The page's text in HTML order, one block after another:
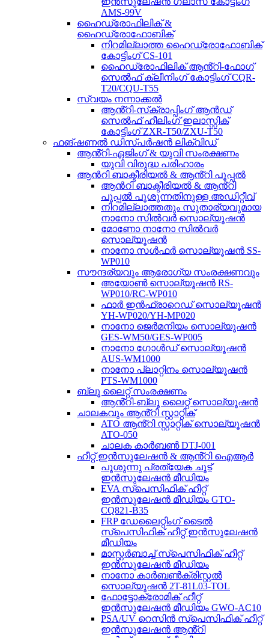
AMS-99V
ഹൈഡ്രോഫിലിക് &
ഹൈഡ്രോഫോബിക്
നിറമില്ലാത്ത ഹൈഡ്രോഫോബിക്
കോട്ടിംഗ് CS-101
ഹൈഡ്രോഫിലിക് ആൻ്റി-ഫോഗ്
സെൽഫ് ക്ലീനിംഗ് കോട്ടിംഗ് CQR-
T20/CQU-T55
സ്വയം നന്നാക്കൽ
ആൻ്റി-സ്‌ക്രാപ്പിംഗ് ആൻഡ്
സെൽഫ് ഹീലിംഗ് ഇലാസ്റ്റിക്
കോട്ടിംഗ് ZXR-T50/ZXU-T50
ഫങ്ഷണൽ ഡിസ്പർഷൻ ലിക്വിഡ്
ആൻ്റി-ഏജിംഗ് & യുവി സംരക്ഷണം
യുവി വിരുദ്ധ പരിഹാരം
ആൻറി ബാക്ടീരിയൽ & ആൻ്റി പൂപ്പൽ
ആൻറി ബാക്ടീരിയൽ & ആൻ്റി
പൂപ്പൽ പൂശുന്നതിനുള്ള അഡിറ്റീവ്
നിറമില്ലാത്തതും സുതാര്യവുമായ
നാനോ സിൽവർ സൊല്യൂഷൻ
മോണോ നാനോ സിൽവർ
സൊല്യൂഷൻ
നാനോ സൾഫർ സൊല്യൂഷൻ SS-
WP010
സൗന്ദര്യവും ആരോഗ്യ സംരക്ഷണവും
അയോൺ സൊല്യൂഷൻ RS-
WP010/RC-WP010
ഫാർ ഇൻഫ്രാറെഡ് സൊല്യൂഷൻ
YH-WP020/YH-MP020
നാനോ ജെർമനിയം സൊല്യൂഷൻ
GES-WM50/GES-WP005
നാനോ ഗോൾഡ് സൊല്യൂഷൻ
AUS-WM1000
നാനോ പ്ലാറ്റിനം സൊല്യൂഷൻ
PTS-WM1000
ബ്ലൂ ലൈറ്റ് സംരക്ഷണം
ആൻ്റി-ബ്ലൂ ലൈറ്റ് സൊല്യൂഷൻ
ചാലകവും ആൻ്റി സ്റ്റാറ്റിക്
ATO ആൻ്റി സ്റ്റാറ്റിക് സൊല്യൂഷൻ
ATO-050
ചാലക കാർബൺ DTJ-001
ഹീറ്റ് ഇൻസുലേഷൻ & ആൻ്റി ഐആർ
പൂശുന്നു പ്രത്യേക ചൂട്
ഇൻസുലേഷൻ മീഡിയം
EVA സ്പെസിഫിക് ഹീറ്റ്
ഇൻസുലേഷൻ മീഡിയം GTO-
CQ821-B35
FRP ഡേലൈറ്റിംഗ് ടൈൽ
സ്പെസിഫിക് ഹീറ്റ് ഇൻസുലേഷൻ
മീഡിയം
മാസ്റ്റർബാച്ച് സ്പെസിഫിക് ഹീറ്റ്
ഇൻസുലേഷൻ മീഡിയം
നാനോ കാർബൺക്രിസ്റ്റൽ
സൊല്യൂഷൻ 2T-81L03-TOL
ഫോട്ടോക്രോമിക് ഹീറ്റ്
ഇൻസുലേഷൻ മീഡിയം GWO-AC10
PSA/UV റെസിൻ സ്പെസിഫിക് ഹീറ്റ്
ഇൻസുലേഷൻ ആൻ്റി